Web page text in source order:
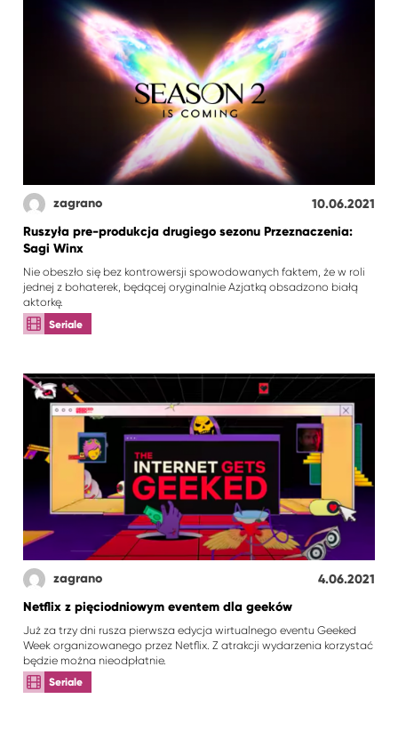
zagrano
10.06.2021
Ruszyła pre-produkcja drugiego sezonu Przeznaczenia:
Sagi Winx
Nie obeszło się bez kontrowersji spowodowanych faktem, że w roli
jednej z bohaterek, będącej oryginalnie Azjatką obsadzono białą
aktorkę.
Seriale
zagrano
4.06.2021
Netflix z pięciodniowym eventem dla geeków
Już za trzy dni rusza pierwsza edycja wirtualnego eventu Geeked
Week organizowanego przez Netflix. Z atrakcji wydarzenia korzystać
będzie można nieodpłatnie.
Seriale